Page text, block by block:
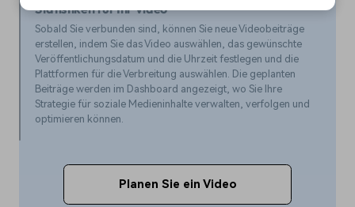
Statistiken für Ihr Video
Sobald Sie verbunden sind, können Sie neue Videobeiträge
erstellen, indem Sie das Video auswählen, das gewünschte
Veröffentlichungsdatum und die Uhrzeit festlegen und die
Plattformen für die Verbreitung auswählen. Die geplanten
Beiträge werden im Dashboard angezeigt, wo Sie Ihre
Strategie für soziale Medieninhalte verwalten, verfolgen und
optimieren können.
Planen Sie ein Video